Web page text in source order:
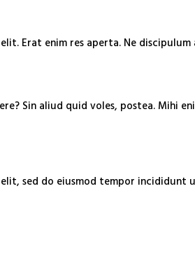
Erat enim res aperta. Ne
Sin aliud quid voles, postea. Mihi
sed do eiusmod tempor